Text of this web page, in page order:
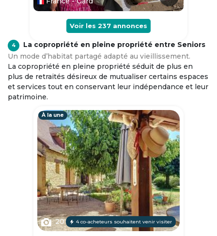
Voir les 237 annonces
4
La copropriété en pleine propriété entre Seniors
Un mode d’habitat partagé adapté au vieillissement.
La copropriété en pleine propriété séduit de plus en
plus de retraités désireux de mutualiser certains espaces
et services tout en conservant leur indépendance et leur
patrimoine.
À la une
20 4 co-acheteurs souhaitent venir visiter